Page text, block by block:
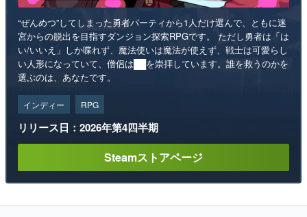
“ぜんめつ”してしまった勇者パーティから1人だけ選んで、ともに迷
宮からの脱出を目指すダンジョン探索RPGです。 ただし勇者は「は
い/いいえ」しか喋れず、魔法使いは魔法が使えず、戦士は可愛らし
い人形になっていて、僧侶は██を崇拝しています。誰を救うのかを
選ぶのは、あなたです。
インディー RPG
リリース日：2026年第4四半期
Steamストアページ